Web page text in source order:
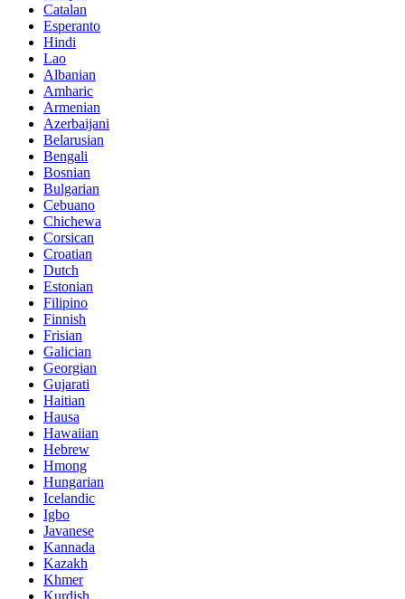
Catalan
Esperanto
Hindi
Lao
Albanian
Amharic
Armenian
Azerbaijani
Belarusian
Bengali
Bosnian
Bulgarian
Cebuano
Chichewa
Corsican
Croatian
Dutch
Estonian
Filipino
Finnish
Frisian
Galician
Georgian
Gujarati
Haitian
Hausa
Hawaiian
Hebrew
Hmong
Hungarian
Icelandic
Igbo
Javanese
Kannada
Kazakh
Khmer
Kurdish